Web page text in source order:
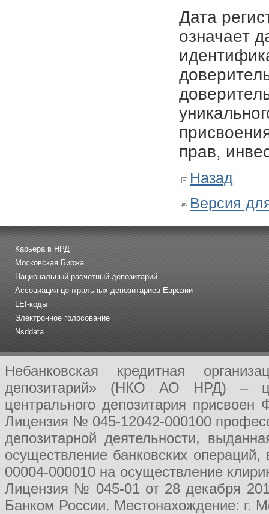
Дата
означает
прав,
Назад
Версия
Карьера в НРД
Московская Биржа
Национальный расчетный депозитарий
Ассоциация центральных депозитариев Евразии
LEI-коды
Электронное голосование
Nsddata
Небанковская кредитная
депозитарий» (НКО АО НРД) –
центрального депозитария
Лицензия № 045-12042-000100
депозитарной деятельности,
осуществление банковских
00004-000010 на осуществление
Лицензия № 045-01 от 28 декабря
Банком России. Местонахождение: г.